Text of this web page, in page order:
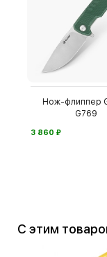
Нож-флиппер
G769
3 860 ⃏
С этим